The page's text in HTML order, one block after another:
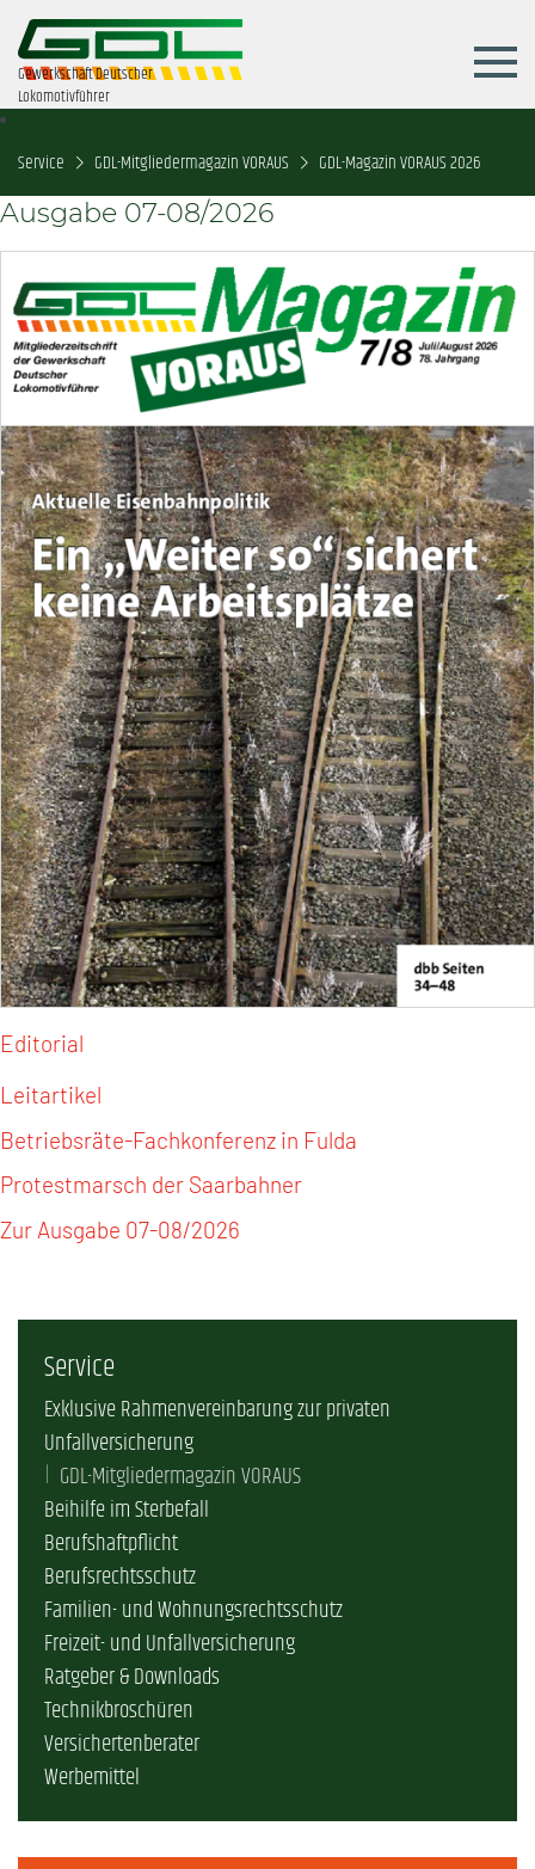
Gewerkschaft Deutscher
Lokomotivführer
Service GDL-Mitgliedermagazin VORAUS GDL-Magazin VORAUS 2026
Ausgabe 07-08/2026
Zur Ausgabe 07-08/2026
Editorial
Leitartikel
Betriebsräte-Fachkonferenz in Fulda
Protestmarsch der Saarbahner
Service
Exklusive Rahmenvereinbarung zur privaten
Unfallversicherung
GDL-Mitgliedermagazin VORAUS
Beihilfe im Sterbefall
Berufshaftpflicht
Berufsrechtsschutz
Familien- und Wohnungsrechtsschutz
Freizeit- und Unfallversicherung
Ratgeber & Downloads
Technikbroschüren
Versichertenberater
Werbemittel